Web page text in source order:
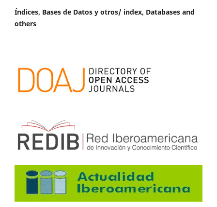
Índices, Bases de Datos y otros/ index, Databases and
others